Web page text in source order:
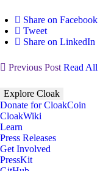
Share on Facebook
Tweet
Share on LinkedIn
Previous Post Read All
Explore Cloak
Donate for CloakCoin
CloakWiki
Learn
Press Releases
Get Involved
PressKit